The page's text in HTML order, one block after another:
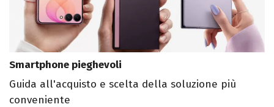
Smartphone pieghevoli
Guida all'acquisto e scelta della soluzione più
conveniente